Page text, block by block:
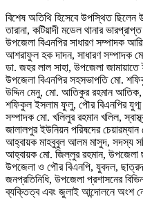
বিশেষ অতিথি হিসেবে উপস্থিত ছিলেন
তারানা, কটিয়াদী মডেল থানার
উপজেলা বিএনপির সাধারণ সম্পাদক
আশরাফুল হক দাদন, সাধারণ সম্পাদক
ডা. জহর লাল সাহা, উপজেলা জামায়াতে
উপজেলা বিএনপির সহসভাপতি মো.
উদ্দিন মেনু, মো. আতিকুর রহমান আতিক,
শফিকুল ইসলাম ফুলু, পৌর বিএনপির যুগ্ম
সম্পাদক মো. খলিলুর রহমান খলিল,
জালালপুর ইউনিয়ন পরিষদের
আহ্বায়ক মাহবুবুল আলম মাসুদ, সদস্য
আহ্বায়ক মো. জিল্লুর রহমান, উপজেলা
উপজেলা ও পৌর বিএনপি, যুবদল,
জনপ্রতিনিধি, উপজেলা প্রশাসনের
ব্যক্তিত্ব এবং জুলাই আন্দোলনে অংশ